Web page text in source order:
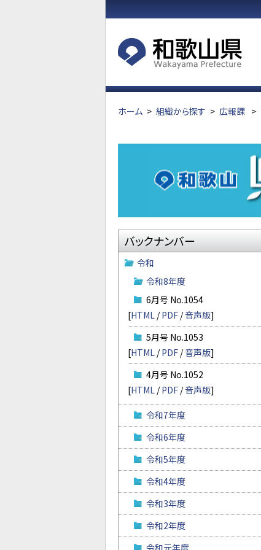
ホーム > 組織から探す > 広報課 >
バックナンバー
令和
令和8年度
6月号 No.1054
[HTML /PDF /音声版]
5月号 No.1053
[HTML /PDF /音声版]
4月号 No.1052
[HTML /PDF /音声版]
令和7年度
令和6年度
令和5年度
令和4年度
令和3年度
令和2年度
令和元年度